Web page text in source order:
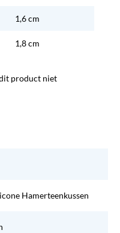
1,6 cm
1,8 cm
product niet
Hamerteenkussen